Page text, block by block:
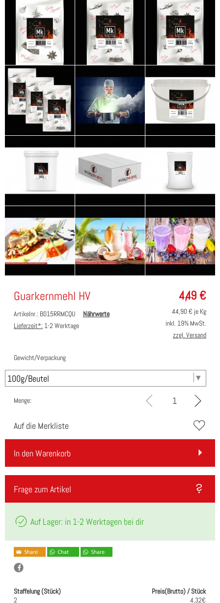
4,49 €
Guarkernmehl HV
Artikelnr.: B015RRMCQU
Nährwerte
Lieferzeit*: 1-2 Werktage
44,90€ je Kg
inkl. 19% MwSt.
zzgl. Versand
Gewicht/Verpackung
Menge:
Auf die Merkliste
In den Warenkorb
Frage zum Artikel
Auf Lager: in 1-2 Werktagen bei dir
Staffelung (Stück)
Preis(Brutto) / Stück
2
4,32€